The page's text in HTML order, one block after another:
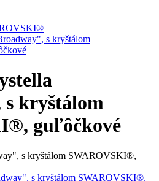
s kryštálom
kryštálom
guľôčkové
s kryštálom SWAROVSKI®,